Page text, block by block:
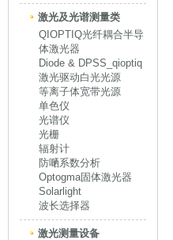
激光及光谱测量类
QIOPTIQ光纤耦合半导
体激光器
Diode & DPSS_qioptiq
激光驱动白光光源
等离子体宽带光源
单色仪
光谱仪
光栅
辐射计
防嗮系数分析
Optogma固体激光器
Solarlight
波长选择器
激光测量设备